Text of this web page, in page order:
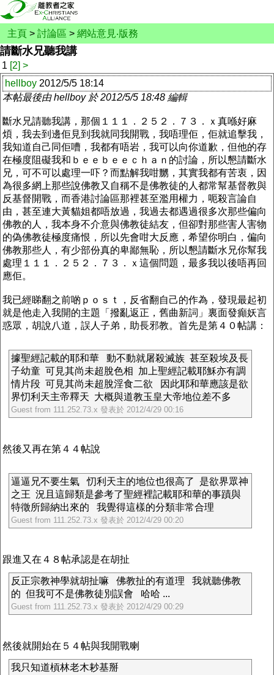
主頁 > 討論區 > 網站意見‧版務
請斷水兄聽我講
1 [2] >
hellboy 2012/5/5 18:14
本帖最後由 hellboy 於 2012/5/5 18:48 編輯
斷水兄請聽我講，那個１１１．２５２．７３．ｘ真喺好麻
煩，我去到邊佢見到我就同我開戰，我唔理佢，佢就追擊我，
我知道自己同佢嘈，我都有唔岩，我可以向你道歉，但他的存
在極度阻礙我和ｂｅｅｂｅｅｃｈａｎ的討論，所以懇請斷水
兄，可不可以處理一吓？而點解我咁嬲，其實我都有苦衷，因
為很多網上那些說佛教又自稱不是佛教徒的人都常幫基督教與
反基督開戰，而香港討論區那裡甚至濫用權力，呃殺言論自
由，甚至連大黃貓姐都唔放過，我過去都遇過很多次那些偏向
佛教的人，我本身不介意與佛教徒結友，但卻對那些害人害物
的偽佛教徒極度痛恨，所以先會咁大反應，希望你明白，偏向
佛教那些人，有少部份真的卑鄙無恥，所以懇請斷水兄你幫我
處理１１１．２５２．７３．ｘ這個問題，最多我以後唔再回
應佢。
我已經睇翻之前啲ｐｏｓｔ，反省翻自己的作為，發現最起初
就是他走入我開的主題「撥亂返正，舊曲新詞」裏面發癲妖言
惑眾，胡說八道，誤人子弟，助長邪教。首先是第４０帖講：
據聖經記載的耶和華 動不動就屠殺滅族 甚至殺埃及長
子幼童 可見其尚未超脫色相 加上聖經記載耶穌亦有調
情片段 可見其尚未超脫淫食二欲 因此耶和華應該是欲
界忉利天主帝釋天 大概與道教玉皇大帝地位差不多
Guest from 111.252.73.x 發表於 2012/4/29 00:16
然後又再在第４４帖說
逼逼兄不要生氣 忉利天主的地位也很高了 是欲界眾神
之王 況且這歸類是參考了聖經裡記載耶和華的事蹟與
特徵所歸納出來的 我覺得這樣的分類非常合理
Guest from 111.252.73.x 發表於 2012/4/29 00:20
跟進又在４８帖承認是在胡扯
反正宗教神學就胡扯嘛 佛教扯的有道理 我就聽佛教
的 但我可不是佛教徒別誤會 哈哈 ...
Guest from 111.252.73.x 發表於 2012/4/29 00:29
然後就開始在５４帖與我開戰喇
我只知道槓林老木耖基掰